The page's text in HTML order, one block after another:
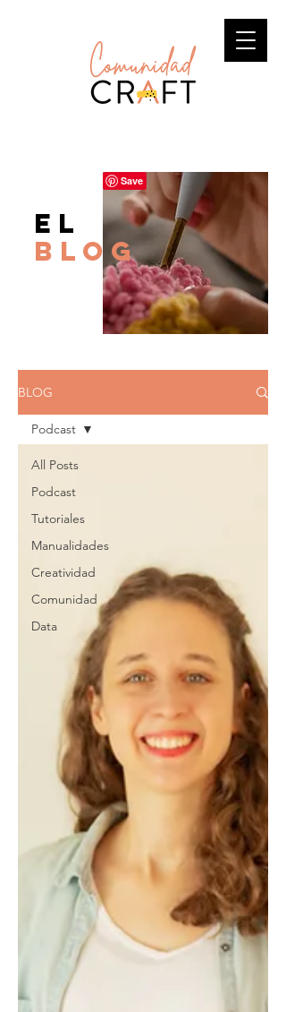
el
BLOG
BLOG
All Posts
Podcast
Tutoriales
Manualidades
Creatividad
Comunidad
Data
Podcast